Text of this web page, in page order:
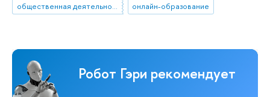
общественная деятельность
онлайн-образование
Робот Гэри рекомендует